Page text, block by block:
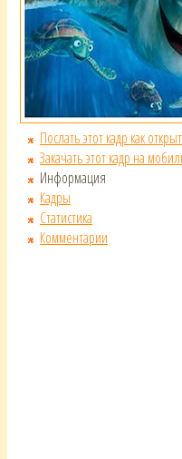
Послать этот кадр как
Закачать этот кадр на
Информация
Кадры
Статистика
Комментарии